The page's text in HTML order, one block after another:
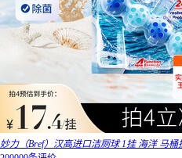
妙力（Bref）汉高进口洁厕球 1挂 海洋 马